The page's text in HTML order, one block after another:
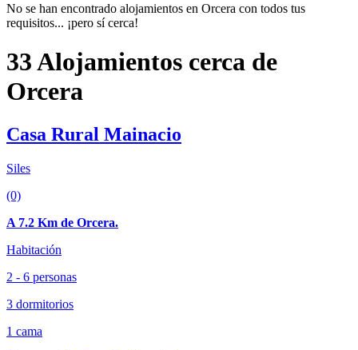
No se han encontrado alojamientos en Orcera con todos tus
requisitos... ¡pero sí cerca!
33 Alojamientos cerca de
Orcera
Casa Rural Mainacio
Siles
(0)
A 7.2 Km de Orcera.
Habitación
2 - 6 personas
3 dormitorios
1 cama